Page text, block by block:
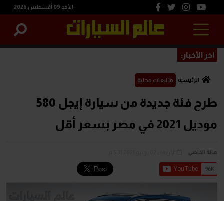
الأحد 09 أغسطس 2026
آخر الأخبار:
الرئيسية متابعات محلية
طرح فئة جديدة من سيارة إيجل 580
موديل 2021 في مصر بسعر أقل
هالة القاضي